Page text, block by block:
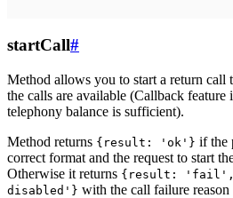
startCall#
Method allows you to start a return call
the calls are available (Callback feature
telephony balance is sufficient).
Method returns {result: 'ok'} if the
correct format and the request to start
Otherwise it returns {result: 'fail',
disabled'} with the call failure reason